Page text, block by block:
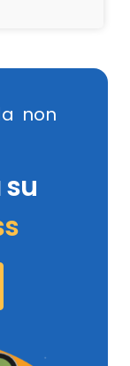
non